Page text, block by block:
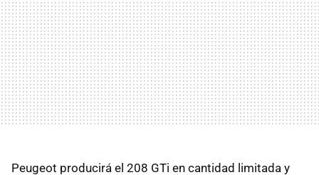
Peugeot producirá el 208 GTi en cantidad limitada y